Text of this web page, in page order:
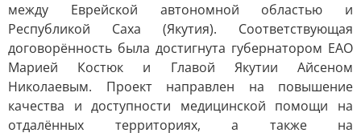
между Еврейской автономной областью и
Республикой Саха (Якутия). Соответствующая
договорённость была достигнута губернатором ЕАО
Марией Костюк и Главой Якутии Айсеном
Николаевым. Проект направлен на повышение
качества и доступности медицинской помощи на
отдалённых территориях, а также на